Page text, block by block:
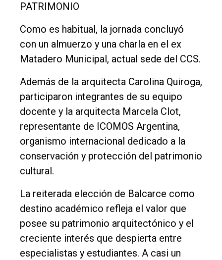
PATRIMONIO
Como es habitual, la jornada concluyó
con un almuerzo y una charla en el ex
Matadero Municipal, actual sede del CCS.
Además de la arquitecta Carolina Quiroga,
participaron integrantes de su equipo
docente y la arquitecta Marcela Clot,
representante de ICOMOS Argentina,
organismo internacional dedicado a la
conservación y protección del patrimonio
cultural.
La reiterada elección de Balcarce como
destino académico refleja el valor que
posee su patrimonio arquitectónico y el
creciente interés que despierta entre
especialistas y estudiantes. A casi un